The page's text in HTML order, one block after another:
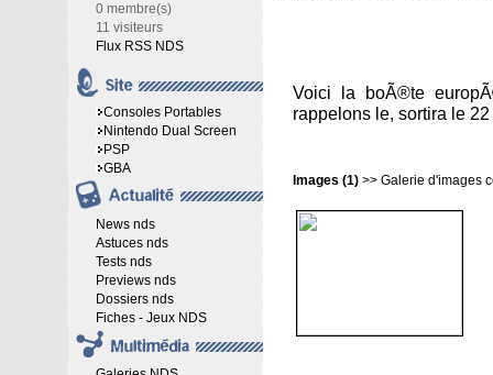
0 membre(s)
11 visiteurs
Flux RSS NDS
Consoles Portables
Nintendo Dual Screen
PSP
GBA
News nds
Astuces nds
Tests nds
Previews nds
Dossiers nds
Fiches - Jeux NDS
Voici la boÃ®te
rappelons le, sortira le
Images (1) >> Galerie d'images